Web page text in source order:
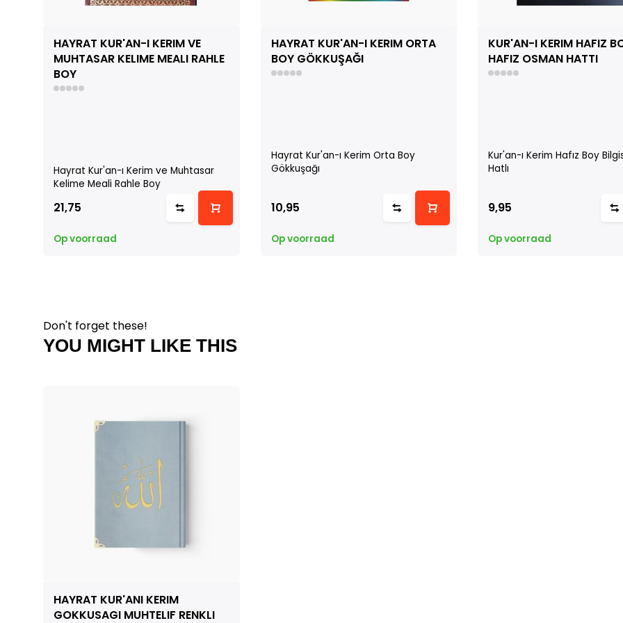
HAYRAT KUR'AN-I KERIM VE
MUHTASAR KELIME MEALI RAHLE
BOY
Hayrat Kur'an-ı Kerim ve Muhtasar
Kelime Meali Rahle Boy
21,75
Op voorraad
HAYRAT KUR'AN-I KERIM ORTA
BOY GÖKKUŞAĞI
Hayrat Kur'an-ı Kerim Orta Boy
Gökkuşağı
10,95
Op voorraad
KUR'AN-I KERIM HAFIZ
HAFIZ OSMAN HATTI
Kur'an-ı Kerim Hafız Boy
Hatlı
9,95
Op voorraad
Don't forget these!
YOU MIGHT LIKE THIS
HAYRAT KUR'ANI KERIM
GOKKUSAGI MUHTELIF RENKLI